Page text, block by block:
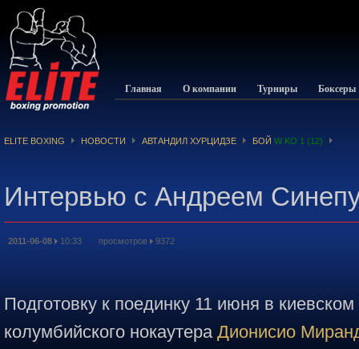
Главная О компании Турниры Боксеры
ELITE BOXING НОВОСТИ АВТАНДИЛ ХУРЦИДЗЕ БОЙ W KO 1 (12)
Интервью с Андреем
2011-06-08 10:33 просмотров 9372
Подготовку к поединку 11 июня в
колумбийского нокаутера Дионисио